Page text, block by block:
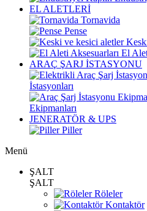
EL ALETLERİ
Tornavida
Pense
El
ARAÇ ŞARJ İSTASYONU
İstasyonları
Ekipmanları
JENERATÖR & UPS
Piller
Menü
ŞALT
ŞALT
Röleler
Kontaktör